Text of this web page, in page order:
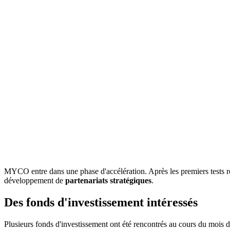
MYCO entre dans une phase d'accélération. Après les premiers
développement de partenariats stratégiques.
Des fonds d'investissement intéressés
Plusieurs fonds d'investissement ont été rencontrés au cours du